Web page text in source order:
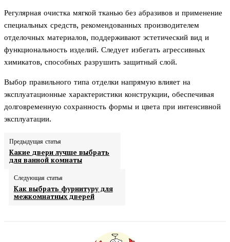
Регулярная очистка мягкой тканью без абразивов и применение
специальных средств, рекомендованных производителем
отделочных материалов, поддерживают эстетический вид и
функциональность изделий. Следует избегать агрессивных
химикатов, способных разрушить защитный слой.
Выбор правильного типа отделки напрямую влияет на
эксплуатационные характеристики конструкции, обеспечивая
долговременную сохранность формы и цвета при интенсивной
эксплуатации.
Предыдущая статья
Какие двери лучше выбрать
для ванной комнаты
Следующая статья
Как выбрать фурнитуру для
межкомнатных дверей